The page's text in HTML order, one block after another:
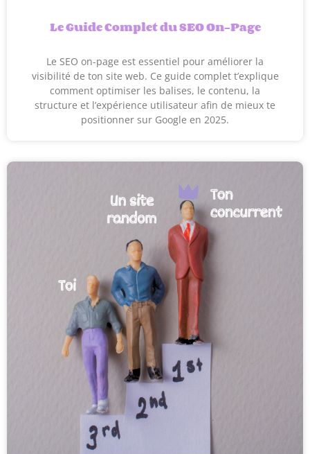
Le Guide Complet du SEO On-Page
Le SEO on-page est essentiel pour améliorer la
visibilité de ton site web. Ce guide complet t’explique
comment optimiser les balises, le contenu, la
structure et l’expérience utilisateur afin de mieux te
positionner sur Google en 2025.